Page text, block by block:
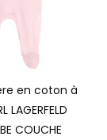
en coton à
LAGERFELD
COUCHE